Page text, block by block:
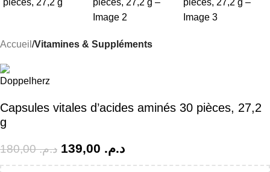
Accueil Vitamines & Suppléments
Capsules vitales d’acides aminés 30 pièces, 27,2
g
د.م.180,00 د.م.